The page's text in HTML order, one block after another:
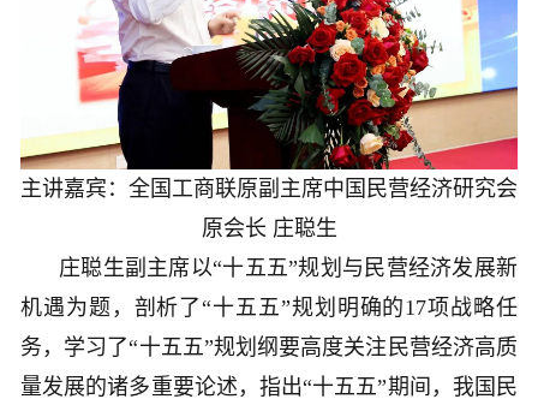
主讲嘉宾：全国工商联原副主席中国民营经济研究会
原会长 庄聪生
庄聪生副主席以“十五五”规划与民营经济发展新
机遇为题，剖析了“十五五”规划明确的17项战略任
务，学习了“十五五”规划纲要高度关注民营经济高质
量发展的诸多重要论述，指出“十五五”期间，我国民